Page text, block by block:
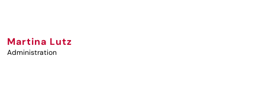
Martina Lutz
Administration